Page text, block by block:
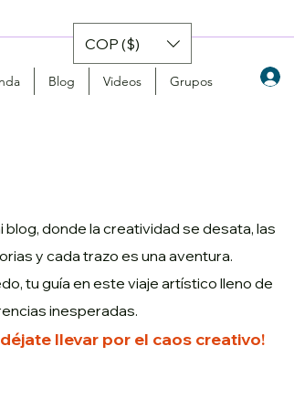
Blog Videos Grupos
COP ($)
blog, donde la creatividad se desata, las
y cada trazo es una aventura.
tu guía en este viaje artístico lleno de
inesperadas.
déjate llevar por el caos creativo!